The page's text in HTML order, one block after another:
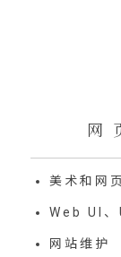
网
美术和网
Web UI、
网站维护